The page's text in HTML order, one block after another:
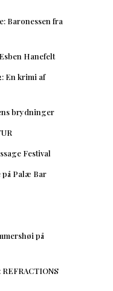
Baronessen fra
Hanefelt
En krimi af
brydninger
Festival
på Palæ Bar
på